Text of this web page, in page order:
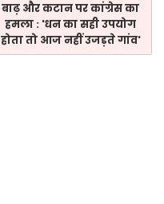
बाढ़ और कटान पर कांग्रेस का
हमला : 'धन का सही उपयोग
होता तो आज नहीं उजड़ते गांव'